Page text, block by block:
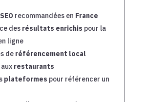
recommandées en France
des résultats enrichis pour la
ligne
de référencement local
restaurants
plateformes pour référencer un